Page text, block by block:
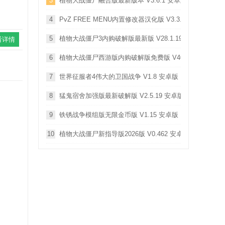
详情
4 PvZ FREE MENU内置修改器汉化版 V3.3.0 安卓版
5 植物大战僵尸3内购破解版最新版 V28.1.19 安卓版
6 植物大战僵尸西游版内购破解版免费版 V40.10 安卓版
7 世界征服者4伟大的卫国战争 V1.8 安卓版
8 猛鬼宿舍加强版最新破解版 V2.5.19 安卓版
9 铁锈战争模组版无限金币版 V1.15 安卓版
10 植物大战僵尸新指导版2026版 V0.462 安卓版